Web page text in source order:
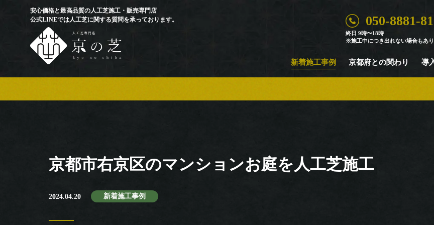
安心価格と最高品質の人工芝施工・販売専門店
公式LINEでは人工芝に関する質問を承っております。
新着施工事例 京都府との関わり 導
050-8881-
終日 9時〜18時
※施工中につき出れない場合もあ
Case
新着施工事例
京都市右京区のマンションお庭を人工芝施工
2024.04.20 新着施工事例